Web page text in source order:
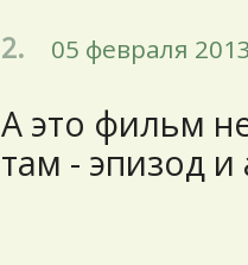
2. 05 февраля
А это фильм
там - эпизод и